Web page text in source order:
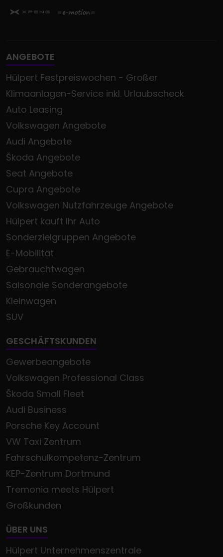
ANGEBOTE
Hülpert Festpreiswochen - Großer
Klimaanlagen-Service inkl. Urlaubscheck
Auto Leasing
Volkswagen Angebote
Audi Angebote
Škoda Angebote
Seat Angebote
Cupra Angebote
Volkswagen Nutzfahrzeuge Angebote
Hülpert kauft Ihr Auto
Sonderzielgruppen Angebote
E-Mobilität
Gebrauchtwagen
Saisonale Sonderangebote
Kleinwagen
SUV
GESCHÄFTSKUNDEN
Gewerbeangebote
Volkswagen Professional Class
Škoda Small Fleet
Audi Business
Porsche Key Account
VW Taxi Zentrum
Fahrschulkompetenz-Zentrum
KEP-Zentrum Dortmund
Tremonia meets Hülpert
Großkunden
ÜBER UNS
Hülpert Unternehmenszentrale